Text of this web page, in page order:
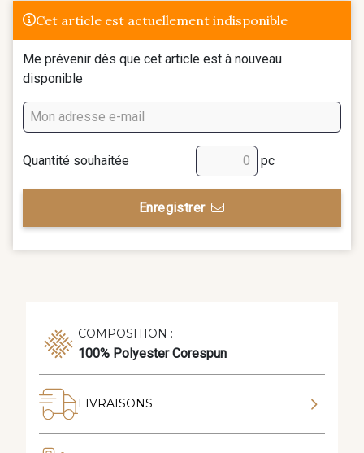
Cet article est actuellement indisponible
Me prévenir dès que cet article est à nouveau
disponible
Quantité souhaitée pc
Enregistrer
COMPOSITION :
100% Polyester Corespun
LIVRAISONS